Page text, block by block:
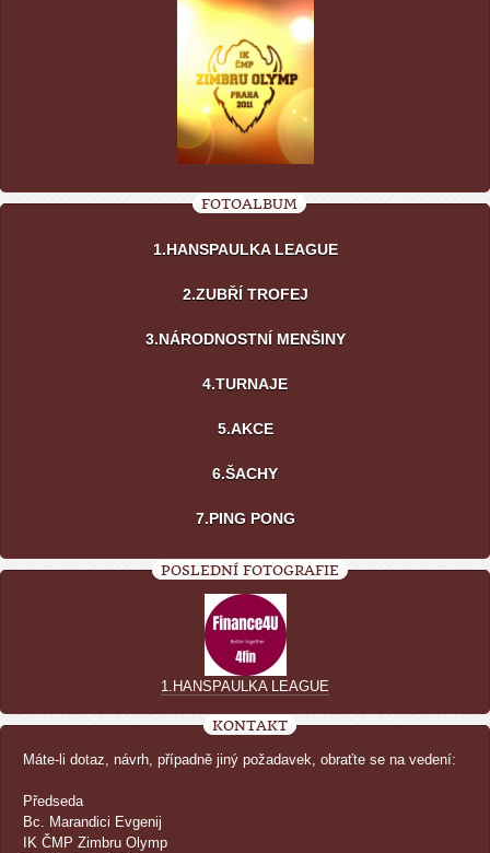
FOTOALBUM
1.HANSPAULKA LEAGUE
2.ZUBŘÍ TROFEJ
3.NÁRODNOSTNÍ MENŠINY
4.TURNAJE
5.AKCE
6.ŠACHY
7.PING PONG
POSLEDNÍ FOTOGRAFIE
1.HANSPAULKA LEAGUE
KONTAKT
Máte-li dotaz, návrh, případně jiný požadavek, obraťte se na vedení:
Předseda
Bc. Marandici Evgenij
IK ČMP Zimbru Olymp